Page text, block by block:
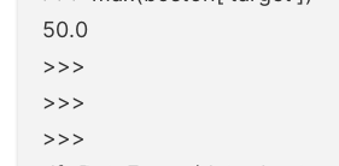
50.0
>>>
>>>
>>>